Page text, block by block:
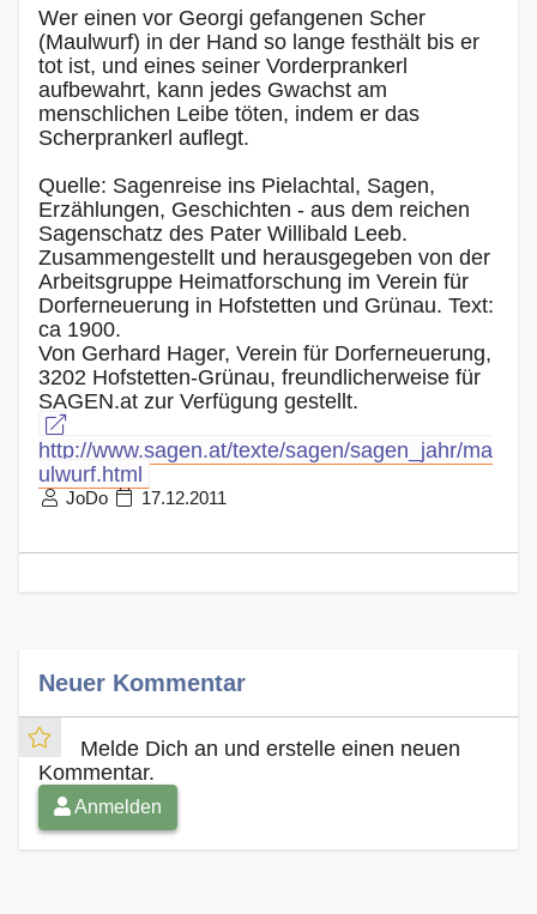
Wer einen vor Georgi gefangenen Scher
(Maulwurf) in der Hand so lange festhält bis er
tot ist, und eines seiner Vorderprankerl
aufbewahrt, kann jedes Gwachst am
menschlichen Leibe töten, indem er das
Scherprankerl auflegt.
Quelle: Sagenreise ins Pielachtal, Sagen,
Erzählungen, Geschichten - aus dem reichen
Sagenschatz des Pater Willibald Leeb.
Zusammengestellt und herausgegeben von der
Arbeitsgruppe Heimatforschung im Verein für
Dorferneuerung in Hofstetten und Grünau. Text:
ca 1900.
Von Gerhard Hager, Verein für Dorferneuerung,
3202 Hofstetten-Grünau, freundlicherweise für
SAGEN.at zur Verfügung gestellt.
http://www.sagen.at/texte/sagen/sagen_jahr/ma
ulwurf.html
JoDo 17.12.2011
Neuer Kommentar
Melde Dich an und erstelle einen neuen
Kommentar.
Anmelden